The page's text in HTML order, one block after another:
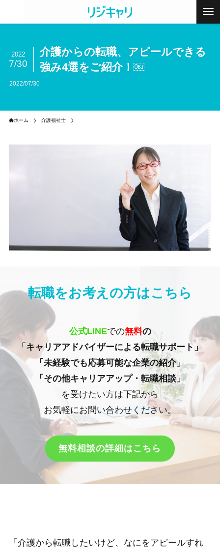
介護からの転職、アピールできる
強み4選をご紹介！￼
2022
7/30
2022/07/30
ホーム 介護福祉士
転職をお考えの方はこちら
公式LINEでの無料の
「キャリアアドバイザーによる転職サポート」
「未経験でも応募可能な企業の紹介」
「その他キャリアアップ・転職相談」
を受けたい方は下記から
お気軽にお問い合わせください。
無料相談の詳細はこちら
「介護から転職したいけど、なにをアピールすれ